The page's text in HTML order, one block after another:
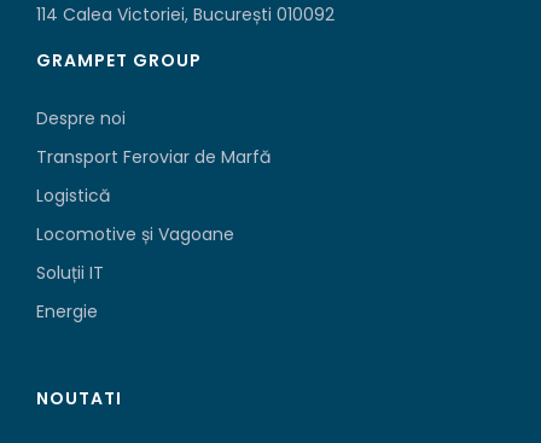
114 Calea Victoriei, București 010092
GRAMPET GROUP
Despre noi
Transport Feroviar de Marfă
Logistică
Locomotive și Vagoane
Soluții IT
Energie
NOUTATI